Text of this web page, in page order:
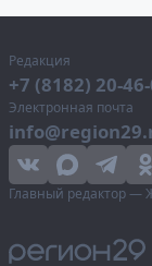
Редакция
+7 (8182) 20-
Электронная почта
Главный редактор —